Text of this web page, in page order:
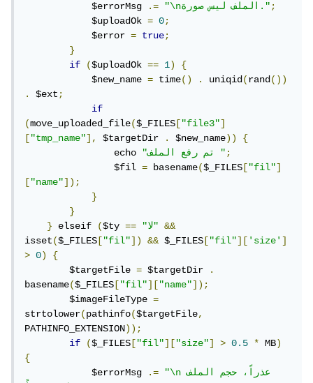
            $errorMsg
.= "\nالملف ليس صورة.";
            $uploadOk
= 0;
            $error
= true;
}
if
($uploadOk == 1)
{
            $new_name
= time() . uniqid(rand())
.
$ext;
if
(move_uploaded_file($_FILES ["file3"]
["tmp_name"], $targetDir . $new_name))
{
                echo
"تم رفع الملف ";
                $fil
= basename($_FILES ["fil"]
["name"]);
}
}
}
elseif ($ty == "لا"
&&
isset($_FILES ["fil"]) && $_FILES ["fil"]['size']
>
0)
{
        $targetFile
= $targetDir .
basename($_FILES ["fil"]["name"]);
        $imageFileType
=
strtolower(pathinfo($targetFile,
PATHINFO_EXTENSION));
if
($_FILES ["fil"]["size"] > 0.5 * MB)
{
            $errorMsg
.=
"\nعذراً، حجم الملف